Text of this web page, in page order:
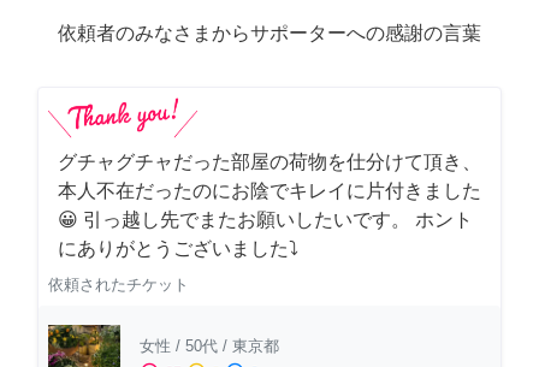
依頼者のみなさまからサポーターへの感謝の言葉
グチャグチャだった部屋の荷物を仕分けて頂き、
本人不在だったのにお陰でキレイに片付きました
😀 引っ越し先でまたお願いしたいです。 ホント
にありがとうございました⤵
依頼されたチケット
女性 / 50代 / 東京都